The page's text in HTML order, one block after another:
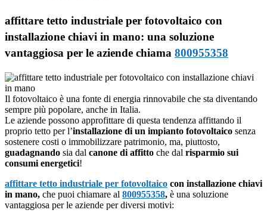
affittare tetto industriale per fotovoltaico con
installazione chiavi in mano: una soluzione
vantaggiosa per le aziende chiama 800955358
Il fotovoltaico è una fonte di energia rinnovabile che sta diventando
sempre più popolare, anche in Italia.
Le aziende possono approfittare di questa tendenza affittando il
proprio tetto per l’installazione di un impianto fotovoltaico senza
sostenere costi o immobilizzare patrimonio, ma, piuttosto,
guadagnando sia dal canone di affitto che dal risparmio sui
consumi energetici!
affittare tetto industriale per fotovoltaico con installazione chiavi
in mano, che puoi chiamare al 800955358, è una soluzione
vantaggiosa per le aziende per diversi motivi: